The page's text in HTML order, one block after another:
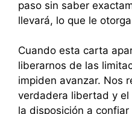
paso sin saber
llevará, lo que le
Cuando esta carta
liberarnos de las
impiden avanzar. Nos
verdadera libertad y el
la disposición a